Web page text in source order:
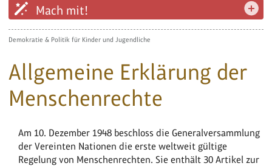
Mach mit!
Demokratie & Politik für Kinder und Jugendliche
Allgemeine Erklärung der
Menschenrechte
Am 10. Dezember 1948 beschloss die Generalversammlung
der Vereinten Nationen die erste weltweit gültige
Regelung von Menschenrechten. Sie enthält 30 Artikel zur